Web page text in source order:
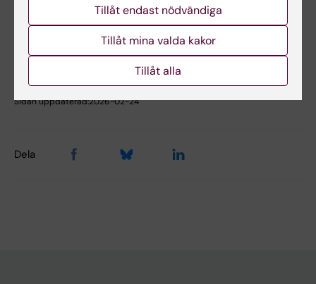
Redaktör:Åsa Catapano
Sidan uppdaterad:2026-02-24
Dela
Tillåt endast nödvändiga
Tillåt mina valda kakor
Tillåt alla